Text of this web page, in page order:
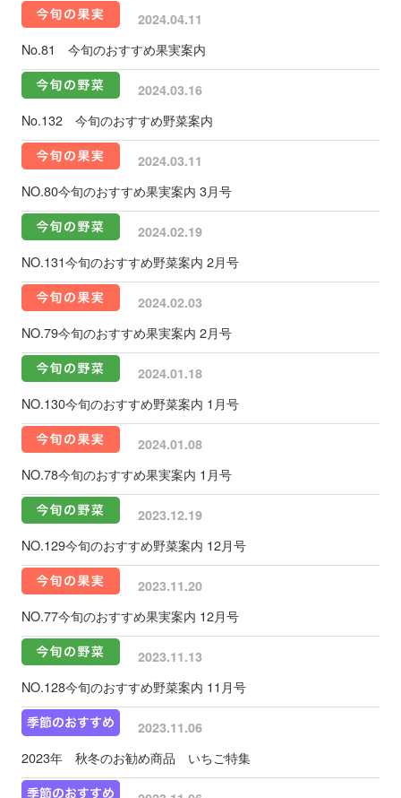
2024.04.11
No.81 今旬のおすすめ果実案内
2024.03.16
No.132 今旬のおすすめ野菜案内
2024.03.11
NO.80今旬のおすすめ果実案内 3月号
2024.02.19
NO.131今旬のおすすめ野菜案内 2月号
2024.02.03
NO.79今旬のおすすめ果実案内 2月号
2024.01.18
NO.130今旬のおすすめ野菜案内 1月号
2024.01.08
NO.78今旬のおすすめ果実案内 1月号
2023.12.19
NO.129今旬のおすすめ野菜案内 12月号
2023.11.20
NO.77今旬のおすすめ果実案内 12月号
2023.11.13
NO.128今旬のおすすめ野菜案内 11月号
2023.11.06
2023年 秋冬のお勧め商品 いちご特集